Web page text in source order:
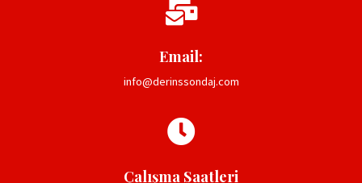
Email:
info@derinssondaj.com
Çalışma Saatleri